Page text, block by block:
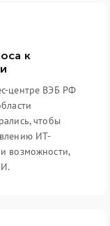
к
центре ВЭБ РФ
чтобы
ИТ-
возможности,